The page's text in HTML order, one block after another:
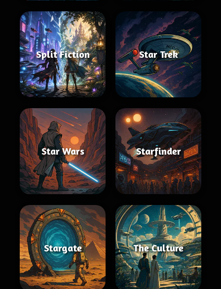
Split Fiction Star Trek
Star Wars Starfinder
Stargate The Culture